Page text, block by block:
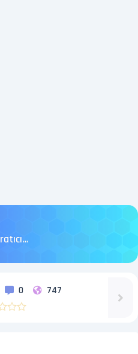
0 747